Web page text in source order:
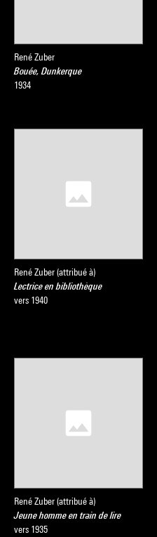
René Zuber
Bouée, Dunkerque
1934
René Zuber (attribué à)
Lectrice en bibliothèque
vers 1940
René Zuber (attribué à)
Jeune homme en train de lire
vers 1935